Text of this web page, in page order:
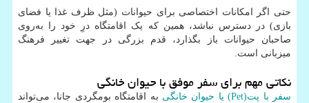
حتی اگر امکانات اختصاصی برای حیوانات (مثل ظرف غذا یا فضای
بازی) در دسترس نباشد، همین که یک اقامتگاه درِ خود را به‌روی
صاحبان حیوانات باز بگذارد، قدم بزرگی در جهت تغییر فرهنگ
میزبانی است.
نکاتی مهم برای سفر موفق با حیوان خانگی
سفر با پت(Pet) یا حیوان خانگی
به اقامتگاه بومگردی جانا، می‌تواند